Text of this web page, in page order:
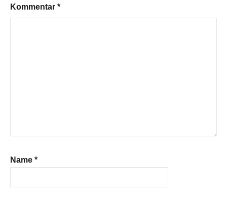
Kommentar *
Name *